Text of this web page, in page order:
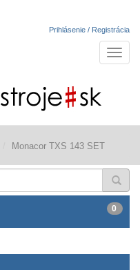
Prihlásenie / Registrácia
Monacor TXS 143 SET
0